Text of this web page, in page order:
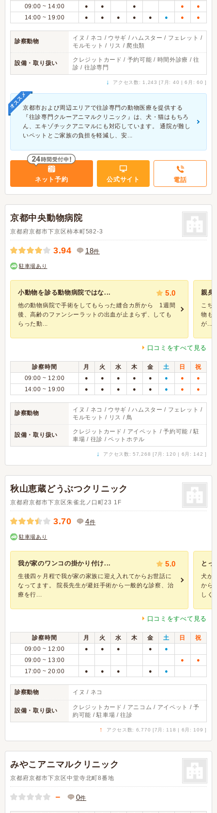
09:00 ~ 14:00 ● ● ● ● ●
14:00 ~ 19:00 ● ● ● ● ● ● ● ●
診察動物
イヌ / ネコ / ウサギ / ハムスター / フェレット /
モルモット / リス / 爬虫類
設備・取り扱い
クレジットカード / 予約可能 / 時間外診療 / 往
診 / 往診専門
↓ アクセス数: 1,243 [7月: 40 | 6月: 60 ]
オススメ京都市および周辺エリアで往診専門の動物医療を提供する
『往診専門クルーアニマルクリニック』は、犬・猫はもちろ
ん、エキゾチックアニマルにも対応しています。 通院が難し
いペットとご家族の負担を軽減し、安...
ネット予約 公式サイト 電話
京都中央動物病院
京都府京都市下京区柿本町582-3
3.94 18件
駐車場あり
小動物を診る動物病院ではな... 5.0
他の動物病院で手術をしてもらった縫合カ所から 1週間
後、高齢のファンシーラットの出血が止まらず、しても
らった動...
親身
こち
物も
が...
口コミをすべて見る
診察時間 月 火 水 木 金 土 日
祝
09:00 ~ 12:00
● ● ● ● ● ● ● ●
14:00 ~ 19:00 ● ● ● ● ● ● ● ●
診察動物
イヌ / ネコ / ウサギ / ハムスター / フェレット /
モルモット / リス / 鳥
設備・取り扱い
クレジットカード / アイペット / 予約可能 / 駐
車場 / 往診 / ペットホテル
↓ アクセス数: 57,268 [7月: 120 | 6月: 142 ]
秋山恵蔵どうぶつクリニック
京都府京都市下京区朱雀北ノ口町23 1F
3.70 4件
駐車場あり
我が家のワンコの掛かり付け... 5.0
生後四ヶ月程で我が家の家族に迎え入れてからお世話に
なってます。 院長先生が避妊手術から一般的な診察、治
療を行...
とっ
犬が
から
しく
口コミをすべて見る
診察時間 月 火 水 木 金 土 日
祝
09:00 ~ 12:00
● ● ● ● ●
09:00 ~ 13:00 ● ●
17:00 ~ 20:00 ● ● ● ● ●
診察動物 イヌ / ネコ
設備・取り扱い
クレジットカード / アニコム / アイペット / 予
約可能 / 駐車場 / 往診
↑ アクセス数: 6,770 [7月: 118 | 6月: 109 ]
みやこアニマルクリニック
京都府京都市下京区中堂寺北町8番地
－ 0件